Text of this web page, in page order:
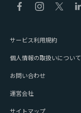
サービス利用規約
個人情報の取扱いについて
お問い合わせ
運営会社
サイトマップ